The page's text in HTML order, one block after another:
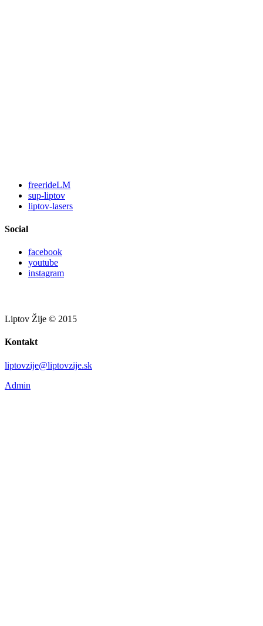
freerideLM
sup-liptov
liptov-lasers
Social
facebook
youtube
instagram
Liptov Žije © 2015
Kontakt
liptovzije@liptovzije.sk
Admin